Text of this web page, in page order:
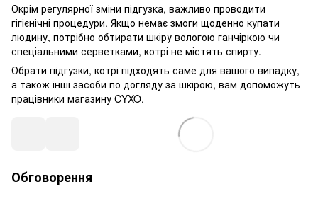
Окрім регулярної зміни підгузка, важливо проводити
гігієнічні процедури. Якщо немає змоги щоденно купати
людину, потрібно обтирати шкіру вологою ганчіркою чи
спеціальними серветками, котрі не містять спирту.
Обрати підгузки, котрі підходять саме для вашого випадку,
а також інші засоби по догляду за шкірою, вам допоможуть
працівники магазину CYXO.
Обговорення